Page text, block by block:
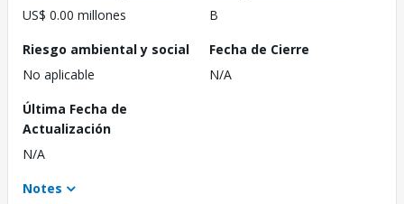
US$ 0.00 millones
B
Riesgo ambiental y social
No aplicable
Fecha de Cierre
N/A
Última Fecha de
Actualización
N/A
Notes